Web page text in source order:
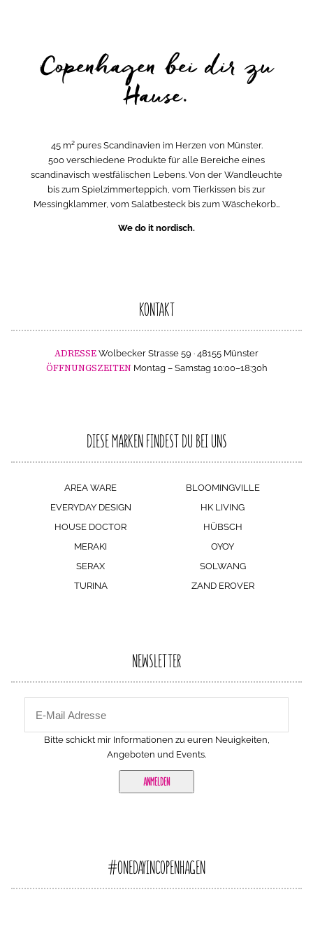
Copenhagen bei dir zu
Hause.
45 m² pures Scandinavien im Herzen von Münster.
500 verschiedene Produkte für alle Bereiche eines
scandinavisch westfälischen Lebens. Von der Wandleuchte
bis zum Spielzimmerteppich, vom Tierkissen bis zur
Messingklammer, vom Salatbesteck bis zum Wäschekorb…
We do it nordisch.
KONTAKT
ADRESSE Wolbecker Strasse 59 · 48155 Münster
ÖFFNUNGSZEITEN Montag – Samstag 10:00–18:30h
DIESE MARKEN FINDEST DU BEI UNS
AREA WARE
BLOOMINGVILLE
EVERYDAY DESIGN
HK LIVING
HOUSE DOCTOR
HÜBSCH
MERAKI
OYOY
SERAX
SOLWANG
TURINA
ZAND EROVER
NEWSLETTER
Bitte schickt mir Informationen zu euren Neuigkeiten,
Angeboten und Events.
#ONEDAYINCOPENHAGEN